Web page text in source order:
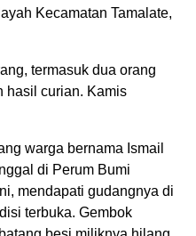
Kecamatan Tamalate,
termasuk dua orang
hasil curian. Kamis
warga bernama Ismail
di Perum Bumi
mendapati gudangnya di
terbuka. Gembok